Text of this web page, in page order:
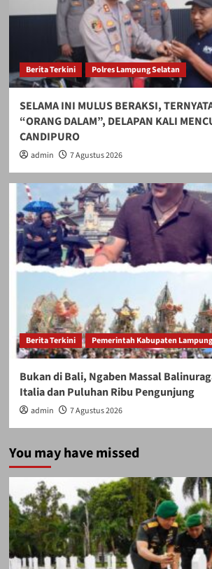
Berita Terkini Polres Lampung Selatan
SELAMA INI MULUS BERAKSI,
“ORANG DALAM”, DELAPAN KALI
CANDIPURO
admin 7 Agustus 2026
Berita Terkini Pemerintah Kabupaten
Bukan di Bali, Ngaben Massal
Italia dan Puluhan Ribu Pengunjung
admin 7 Agustus 2026
You may have missed